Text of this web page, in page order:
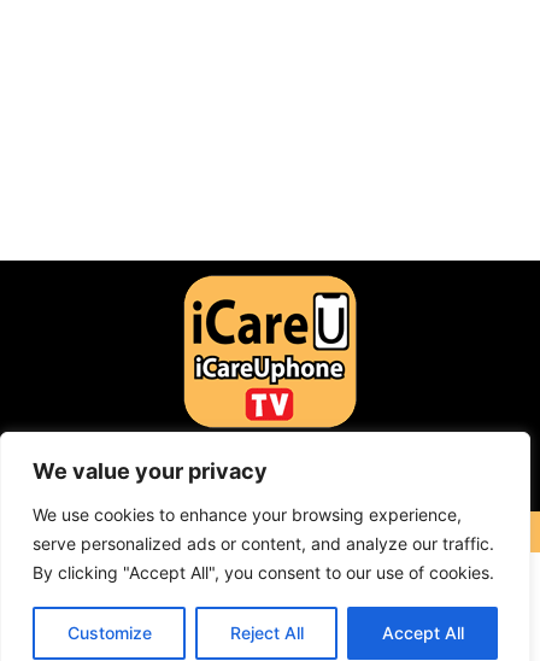
We value your privacy
We use cookies to enhance your browsing experience,
serve personalized ads or content, and analyze our traffic.
By clicking "Accept All", you consent to our use of cookies.
Customize Reject All Accept All
F
a
c
b
o
o
k
Y
u
e
I
a
g
r
a
m
Contact: icareuphone@gmail.com
COPYRIGHT © 2023 ICareUPhone. ALL RIGHT RESERVED